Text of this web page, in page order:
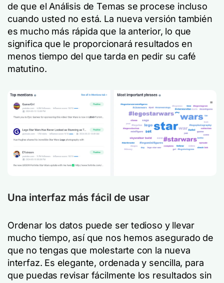
de que el Análisis de Temas se procese incluso
cuando usted no está. La nueva versión también
es mucho más rápida que la anterior, lo que
significa que le proporcionará resultados en
menos tiempo del que tarda en pedir su café
matutino.
Una interfaz más fácil de usar
Ordenar los datos puede ser tedioso y llevar
mucho tiempo, así que nos hemos asegurado de
que no tengas que molestarte con la nueva
interfaz. Es elegante, ordenada y sencilla, para
que puedas revisar fácilmente los resultados sin